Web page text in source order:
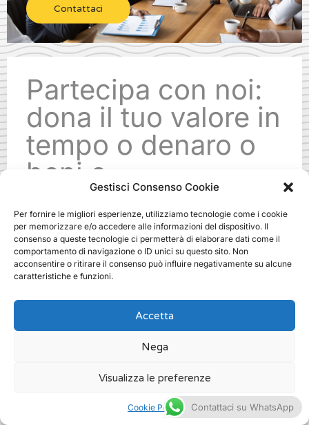
Gestisci Consenso Cookie
Per fornire le migliori esperienze, utilizziamo tecnologie come i cookie
per memorizzare e/o accedere alle informazioni del dispositivo. Il
consenso a queste tecnologie ci permetterà di elaborare dati come il
comportamento di navigazione o ID unici su questo sito. Non
acconsentire o ritirare il consenso può influire negativamente su alcune
caratteristiche e funzioni.
Accetta
Nega
Visualizza le preferenze
Cookie Policy
Contattaci
Partecipa con noi:
dona il tuo valore in
tempo o denaro o
beni o
specializzazioni.
Ti aspettiamo!
fundraising training dove a milano
Contattaci su WhatsApp